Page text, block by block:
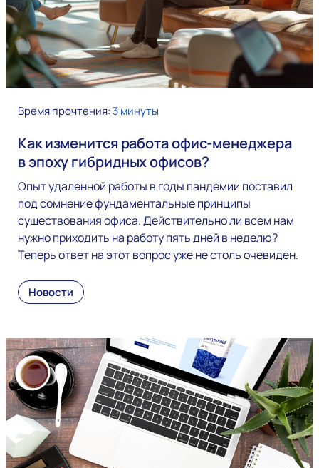
Время прочтения: 3 минуты
Как изменится работа офис-менеджера
в эпоху гибридных офисов?
Опыт удаленной работы в годы пандемии поставил
под сомнение фундаментальные принципы
существования офиса. Действительно ли всем нам
нужно приходить на работу пять дней в неделю?
Теперь ответ на этот вопрос уже не столь очевиден.
Новости